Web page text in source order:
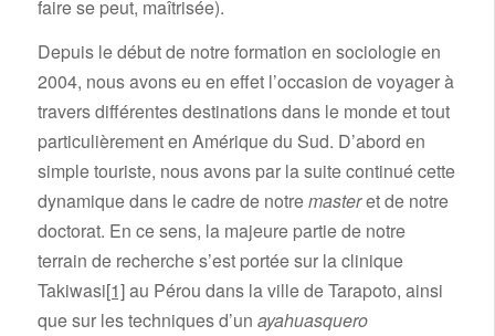
faire se peut, maîtrisée).
Depuis le début de notre formation en sociologie en
2004, nous avons eu en effet l’occasion de voyager à
travers différentes destinations dans le monde et tout
particulièrement en Amérique du Sud. D’abord en
simple touriste, nous avons par la suite continué cette
dynamique dans le cadre de notremasteret de notre
doctorat. En ce sens, la majeure partie de notre
terrain de recherche s’est portée sur la clinique
Takiwasi[1]au Pérou dans la ville de Tarapoto, ainsi
que sur les techniques d’un ayahuasquero